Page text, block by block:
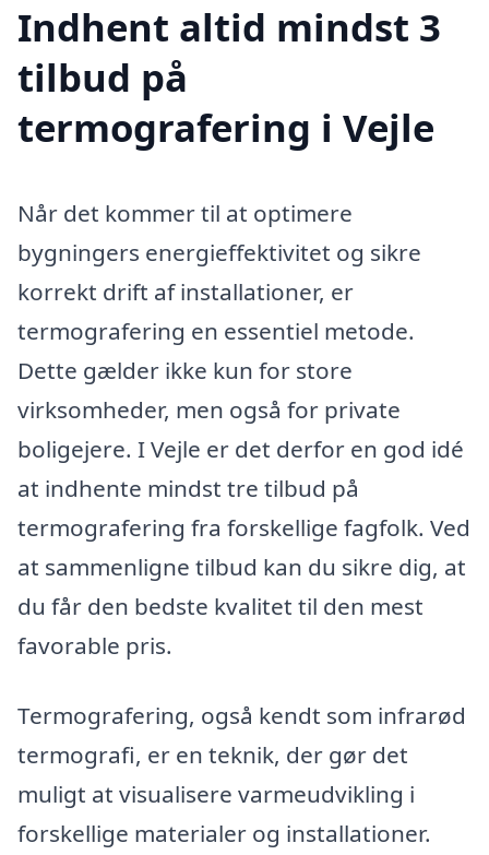
Indhent altid mindst 3
tilbud på
termografering i Vejle
Når det kommer til at optimere
bygningers energieffektivitet og sikre
korrekt drift af installationer, er
termografering en essentiel metode.
Dette gælder ikke kun for store
virksomheder, men også for private
boligejere. I Vejle er det derfor en god idé
at indhente mindst tre tilbud på
termografering fra forskellige fagfolk. Ved
at sammenligne tilbud kan du sikre dig, at
du får den bedste kvalitet til den mest
favorable pris.
Termografering, også kendt som infrarød
termografi, er en teknik, der gør det
muligt at visualisere varmeudvikling i
forskellige materialer og installationer.